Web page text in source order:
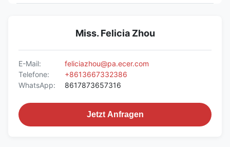
Miss. Felicia Zhou
E-Mail:
feliciazhou@pa.ecer.com
Telefone:
+8613667332386
WhatsApp:
8617873657316
Jetzt Anfragen